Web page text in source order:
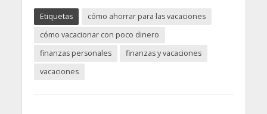
Etiquetas
cómo ahorrar para las vacaciones
cómo vacacionar con poco dinero
finanzas personales
finanzas y vacaciones
vacaciones